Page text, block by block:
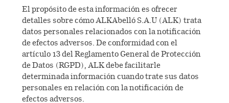
Presencia mundial
Producción
Organización
Historia
¿Qué es la alergia?
Alergia a los ácaros del polvo
Alergia al polen
Vivir con la alergia
¿Qué es el asma alérgica?
¿Cómo se diagnostica una
alergia?
Profesionales
sanitarios
Tratamiento de la alergia y el
asma
Productos
Farmacias
Producto
I+D
El propósito de esta información es ofrecer
detalles sobre cómo ALKAbelló S.A.U (ALK) trata
datos personales relacionados con la notificación
de efectos adversos. De conformidad con el
artículo 13 del Reglamento General de Protección
de Datos (RGPD), ALK debe facilitarle
determinada información cuando trate sus datos
personales en relación con la notificación de
efectos adversos.